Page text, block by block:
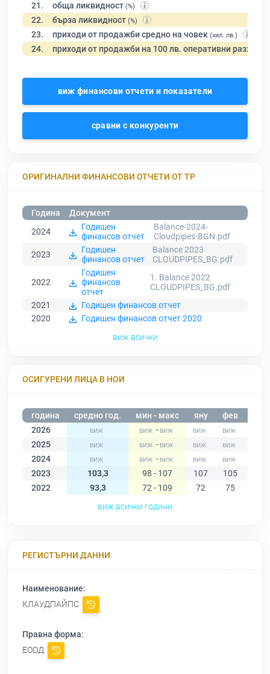
21. обща ликвидност (%)
22. бърза ликвидност (%)
23. приходи от продажби средно на човек (хил. лв.)
24. приходи от продажби на 100 лв. оперативни разходи
виж финансови отчети и показатели
сравни с конкуренти
ОРИГИНАЛНИ ФИНАНСОВИ ОТЧЕТИ ОТ ТР
Година
Документ
2024
Годишен
финансов отчет
Balance-2024-
Cloudpipes-BGN.pdf
2023
Годишен
финансов отчет
Balance 2023
CLOUDPIPES_BG.pdf
2022
Годишен
финансов
отчет
1. Balance 2022
CLOUDPIPES_BG.pdf
2021
Годишен финансов отчет
2020
Годишен финансов отчет 2020
виж всички
ОСИГУРЕНИ ЛИЦА В НОИ
година средно год. мин - макс яну фев
2026
-
2025
-
2024
-
2023
103,3 98 - 107 107 105
2022
93,3 72 - 109 72 75
виж всички години
РЕГИСТЪРНИ ДАННИ
Наименование:
КЛАУДПАЙПС
Правна форма:
ЕООД